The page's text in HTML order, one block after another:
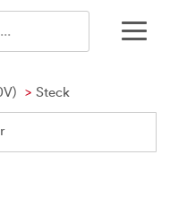
Steck